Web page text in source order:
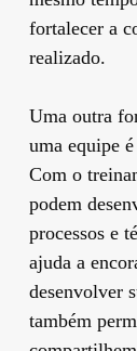
fortalecer a
realizado.
Uma outra
uma equipe
Com o
podem
processos e
ajuda a
desenvolver
também